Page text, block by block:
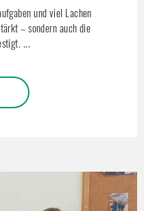
und viel Lachen
– sondern auch die
...